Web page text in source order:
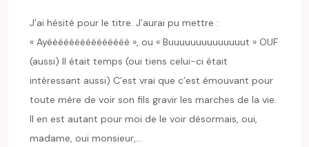
J’ai hésité pour le titre. J’aurai pu mettre :
« Ayééééééééééééééé », ou « Buuuuuuuuuuuuuut » OUF
(aussi) Il était temps (oui tiens celui-ci était
intéressant aussi) C’est vrai que c’est émouvant pour
toute mère de voir son fils gravir les marches de la vie.
Il en est autant pour moi de le voir désormais, oui,
madame, oui monsieur,…